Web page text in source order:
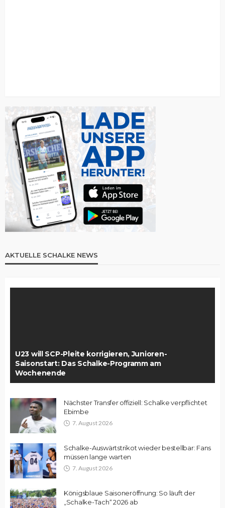
AKTUELLE SCHALKE NEWS
U23 will SCP-Pleite korrigieren, Junioren-
Saisonstart: Das Schalke-Programm am
Wochenende
Nächster Transfer offiziell: Schalke verpflichtet
Ebimbe
7. August 2026
Schalke-Auswärtstrikot wieder bestellbar: Fans
müssen lange warten
7. August 2026
Königsblaue Saisoneröffnung: So läuft der
„Schalke-Tach“ 2026 ab